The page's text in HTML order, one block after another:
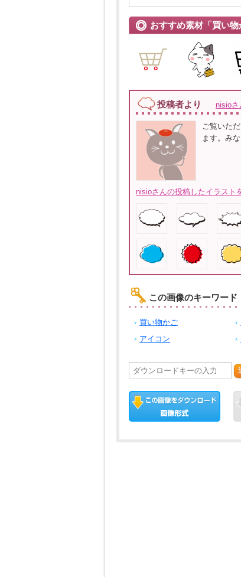
おすすめ素材「買い物
投稿者より nisioさ
ご覧いた
ます。み
nisioさんの投稿したイラスト
この画像のキーワード
買い物かご
アイコン